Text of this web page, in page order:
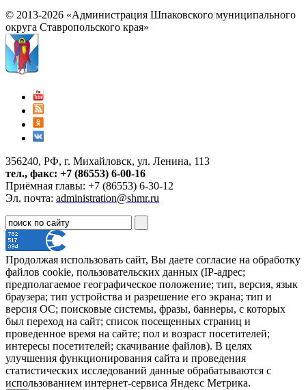
© 2013-2026 «Администрация Шпаковского муниципального
округа Ставропольского края»
356240, РФ, г. Михайловск, ул. Ленина, 113
тел., факс: +7 (86553) 6-00-16
Приёмная главы: +7 (86553) 6-30-12
Эл. почта: administration@shmr.ru
Продолжая использовать сайт, Вы даете согласие на обработку
файлов cookie, пользовательских данных (IP-адрес;
предполагаемое географическое положение; тип, версия, язык
браузера; тип устройства и разрешение его экрана; тип и
версия ОС; поисковые системы, фразы, баннеры, с которых
был переход на сайт; список посещенных страниц и
проведенное время на сайте; пол и возраст посетителей;
интересы посетителей; скачивание файлов). В целях
улучшения функционирования сайта и проведения
статистических исследований данные обрабатываются с
использованием интернет-сервиса Яндекс Метрика.